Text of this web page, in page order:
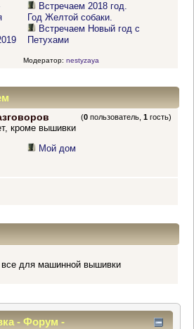
Встречаем 2018 год.
Год Желтой собаки.
Встречаем Новый год с
Петухами
Модератор: nestyzaya
(0 пользователь,1 гость)
кроме вышивки
Мой дом
для машинной вышивки
- Форум -